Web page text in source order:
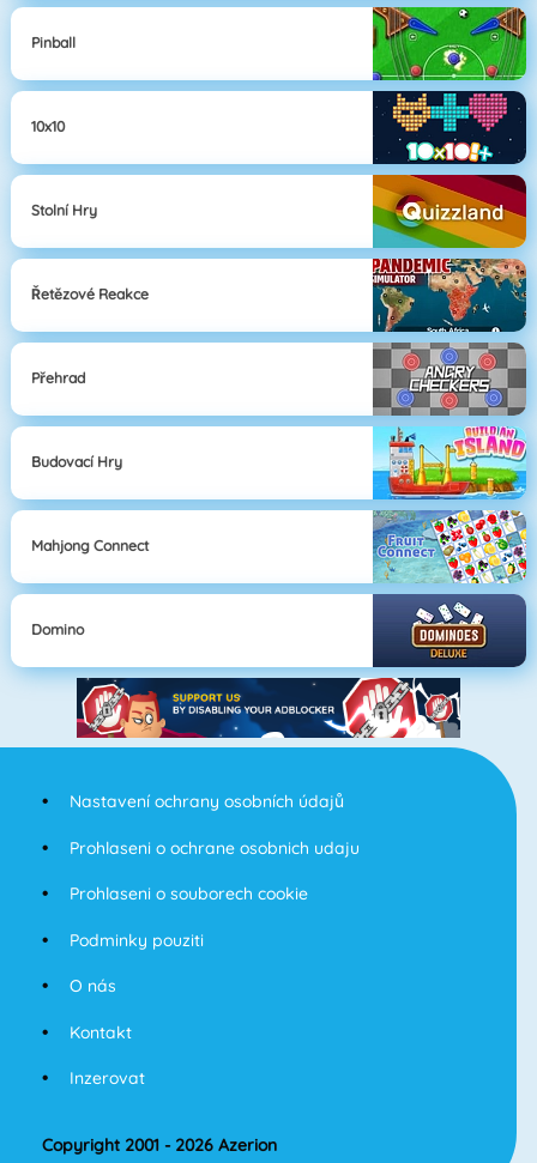
Pinball
10x10
Stolní Hry
Řetězové Reakce
Přehrad
Budovací Hry
Mahjong Connect
Domino
Nastavení ochrany osobních údajů
Prohlaseni o ochrane osobnich udaju
Prohlaseni o souborech cookie
Podminky pouziti
O nás
Kontakt
Inzerovat
Copyright 2001 - 2026 Azerion